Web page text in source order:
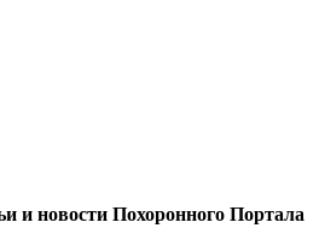
и новости Похоронного Портала